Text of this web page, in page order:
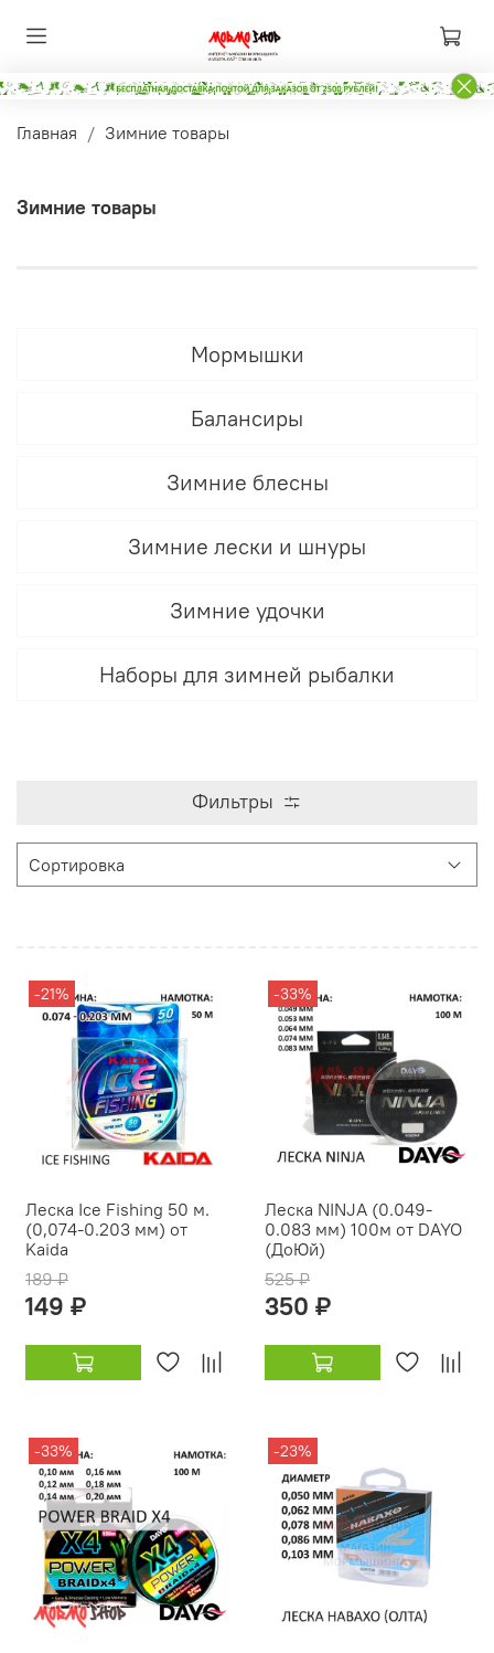
Главная Зимние товары
Зимние товары
Мормышки
Балансиры
Зимние блесны
Зимние лески и шнуры
Зимние удочки
Наборы для зимней рыбалки
Фильтры
-21%
Леска Ice Fishing 50 м.
(0,074-0.203 мм) от
Kaida
189 ₽
149 ₽
-33%
Леска NINJA (0.049-
0.083 мм) 100м от DAYO
(ДоЮй)
525 ₽
350 ₽
-33% -23%